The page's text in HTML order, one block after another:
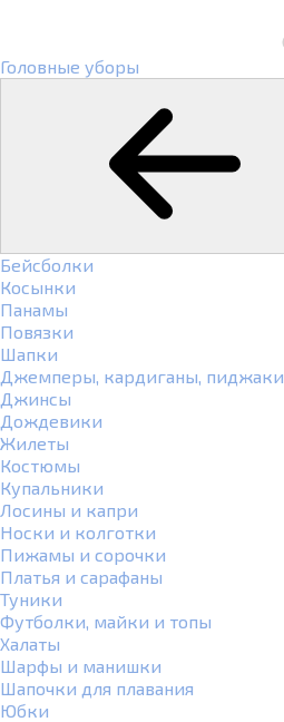
Головные уборы
Бейсболки
Косынки
Панамы
Повязки
Шапки
Джемперы, кардиганы, пиджаки
Джинсы
Дождевики
Жилеты
Костюмы
Купальники
Лосины и капри
Носки и колготки
Пижамы и сорочки
Платья и сарафаны
Туники
Футболки, майки и топы
Халаты
Шарфы и манишки
Шапочки для плавания
Юбки